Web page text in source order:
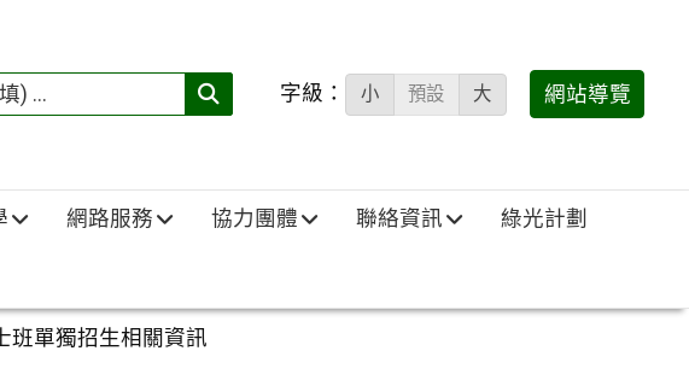
搜
填)：
字級： 小 預設 大 網站導覽
網路服務 協力團體 聯絡資訊 綠光計劃
班單獨招生相關資訊